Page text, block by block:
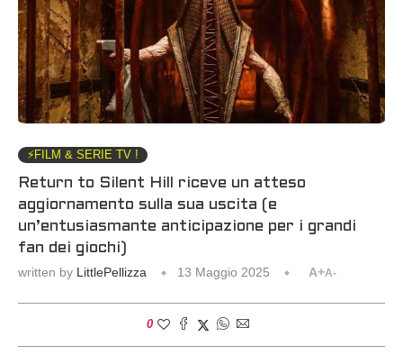
⚡️FILM & SERIE TV !
Return to Silent Hill riceve un atteso
aggiornamento sulla sua uscita (e
un’entusiasmante anticipazione per i grandi
fan dei giochi)
written by LittlePellizza 13 Maggio 2025 A+A-
0